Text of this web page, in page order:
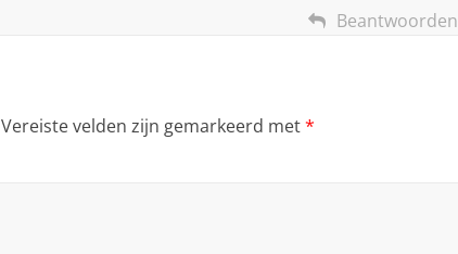
Beantwoorden
Vereiste velden zijn gemarkeerd met*